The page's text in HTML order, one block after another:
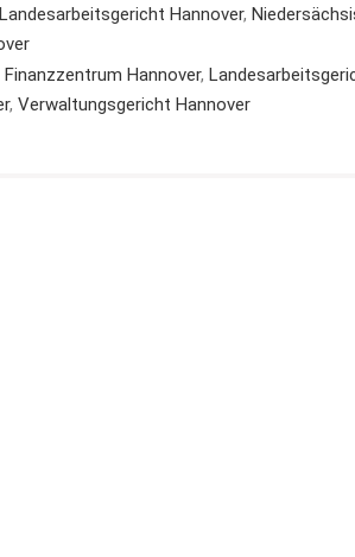
Landesarbeitsgericht Hannover,
Finanzzentrum Hannover,
, Verwaltungsgericht Hannover